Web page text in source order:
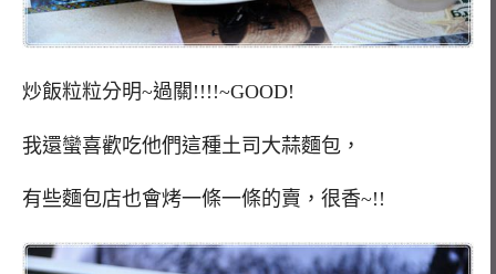
炒飯粒粒分明~過關!!!!~GOOD!
我還蠻喜歡吃他們這種土司大蒜麵包，
有些麵包店也會烤一條一條的賣，很香~!!